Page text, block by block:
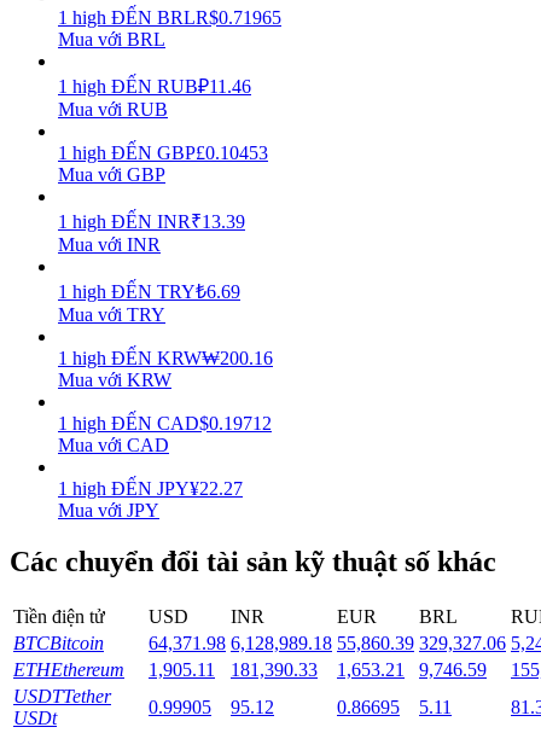
Staking
Lợi nhuận cao và truy cập ngay lập tức
Launchpool
Đặt cọc linh hoạt để kiếm được các token phổ biến.
1 high ĐẾN BRLR$0.71965
Mua với BRL
1 high ĐẾN RUB₽11.46
Mua với RUB
1 high ĐẾN GBP£0.10453
Mua với GBP
1 high ĐẾN INR₹13.39
Mua với INR
1 high ĐẾN TRY₺6.69
Mua với TRY
1 high ĐẾN KRW₩200.16
Mua với KRW
1 high ĐẾN CAD$0.19712
Mua với CAD
1 high ĐẾN JPY¥22.27
Mua với JPY
Các chuyển đổi tài sản kỹ thuật số khác
Tiền điện tử USD INR EUR BRL
BTCBitcoin 64,371.98 6,128,989.18 55,860.39 329,327.06
ETHEthereum 1,905.11 181,390.33 1,653.21 9,746.59
USDTTether
USDt
0.99905 95.12 0.86695 5.11